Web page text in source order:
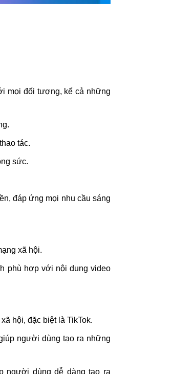
mọi đối tượng, kể cả những
tác.
sức.
đáp ứng mọi nhu cầu sáng
xã hội.
phù hợp với nội dung video
hội, đặc biệt là TikTok.
người dùng tạo ra những
người dùng dễ dàng tạo ra